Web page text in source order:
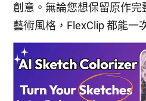
創意。無論您想保留原作
藝術風格，FlexClip 都能一